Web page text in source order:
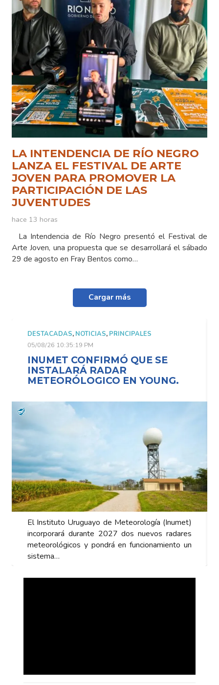
LA INTENDENCIA DE RÍO NEGRO
LANZA EL FESTIVAL DE ARTE
JOVEN PARA PROMOVER LA
PARTICIPACIÓN DE LAS
JUVENTUDES
hace 13 horas
La Intendencia de Río Negro presentó el Festival de
Arte Joven, una propuesta que se desarrollará el sábado
29 de agosto en Fray Bentos como…
Cargar más
DESTACADAS, NOTICIAS, PRINCIPALES
05/08/26 10:35:19 PM
INUMET CONFIRMÓ QUE SE
INSTALARÁ RADAR
METEORÓLOGICO EN YOUNG.
El Instituto Uruguayo de Meteorología (Inumet)
incorporará durante 2027 dos nuevos radares
meteorológicos y pondrá en funcionamiento un
sistema…